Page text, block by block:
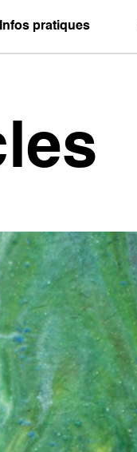
Infos pratiques